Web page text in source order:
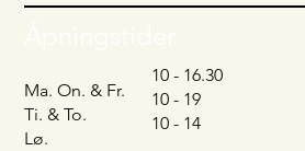
Ma. On. & Fr.
Ti. & To.
Lø.
10 - 16.30
10 - 19
10 - 14